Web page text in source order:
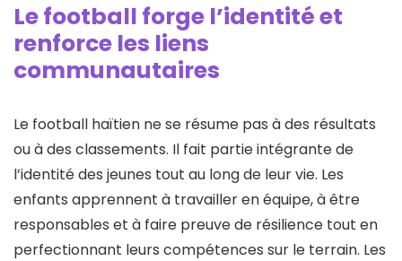
Le football forge l’identité et
renforce les liens
communautaires
Le football haïtien ne se résume pas à des résultats
ou à des classements. Il fait partie intégrante de
l’identité des jeunes tout au long de leur vie. Les
enfants apprennent à travailler en équipe, à être
responsables et à faire preuve de résilience tout en
perfectionnant leurs compétences sur le terrain. Les